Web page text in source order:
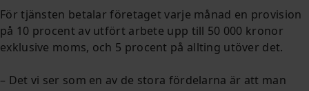
För tjänsten betalar företaget varje månad en provision
på 10 procent av utfört arbete upp till 50 000 kronor
exklusive moms, och 5 procent på allting utöver det.
– Det vi ser som en av de stora fördelarna är att man